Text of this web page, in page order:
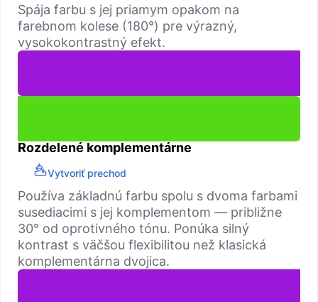
Spája farbu s jej priamym opakom na
farebnom kolese (180°) pre výrazný,
vysokokontrastný efekt.
Rozdelené komplementárne
Vytvoriť prechod
Používa základnú farbu spolu s dvoma farbami
susediacimi s jej komplementom — približne
30° od oprotivného tónu. Ponúka silný
kontrast s väčšou flexibilitou než klasická
komplementárna dvojica.